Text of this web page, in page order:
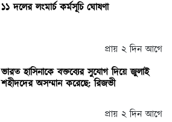
১১ দলের লংমার্চ কর্মসূচি ঘোষণা
প্রায় ২ দিন আগে
ভারত হাসিনাকে বক্তব্যের সুযোগ দিয়ে জুলাই
শহীদদের অসম্মান করেছে: রিজভী
প্রায় ২ দিন আগে